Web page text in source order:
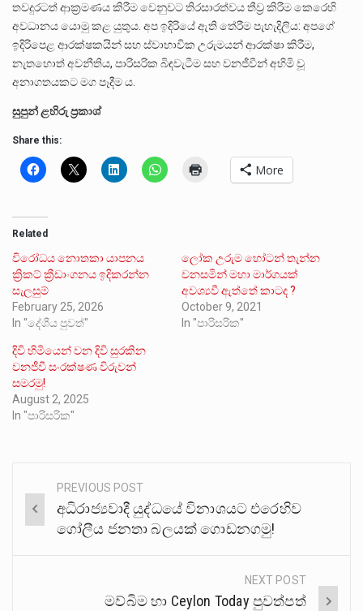
තවදුරටත් ආක්‍රමණය කිරීම වෙනුවට තිරසාරත්වය තීව්‍ර කිරීම කෙරෙහි
අවධානය යොමු කළ යුතුය. අප ඉදිරියේ ඇති තේරීම පැහැදිලිය: අපගේ
ඉදිරිපෙළ ආරක්ෂකයින් සහ ස්වාභාවික උරුමයන් ආරක්ෂා කිරීම,
නැතහොත් අවනීතිය, පාරිසරික බිඳවැටීම සහ වනජීවීන් අහිමි වූ
අනාගතයකට මග පෑදීම ය.
සුපුන් ළහිරු ප්‍රකාශ්
Share this:
More
Related
විරෝධය නොතකා යාපනය
ක්‍රිකට් ක්‍රීඩාංගනය ඉදිකරන්න
සැලසුම්
February 25, 2026
In "දේශීය පුවත්"
ලෝක උරුම හෝටන් තැන්න
වනසමින් මහා මාර්ගයක්
අවශ්‍යවී ඇත්තේ කාටද ?
October 9, 2021
In "පාරිසරික"
දිවි හිමියෙන් වන දිවි සුරකින
වනජීවී සංරක්ෂණ විරුවන්
සමරමු!
August 2, 2025
In "පාරිසරික"
Post
navigation
PREVIOUS POST
අධිරාජ්‍යවාදී යුද්ධයේ විනාශයට එරෙහිව
ගෝලීය ජනතා බලයක් ගොඩනගමු!
NEXT POST
මව්බිම හා Ceylon Today පුවත්පත්